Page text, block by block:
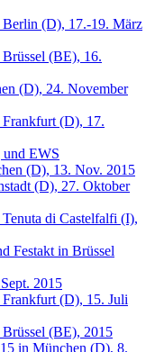
Berlin (D), 17.-19. März
(BE), 16.
(D), 24. November
Frankfurt (D), 17.
EWS
(D), 13. Nov. 2015
(D), 27. Oktober
di Castelfalfi (I),
Festakt in Brüssel
2015
Frankfurt (D), 15. Juli
(BE), 2015
in München (D), 8.